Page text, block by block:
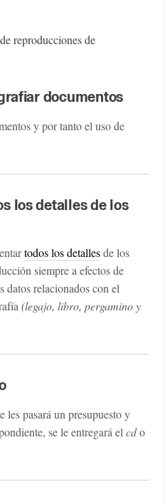
reproducciones de
documentos
y por tanto el uso de
los detalles de los
todos los detallesde los
siempre a efectos de
datos relacionados con el
(legajo, libro, pergamino y
les pasará un presupuesto y
se le entregará elcdo